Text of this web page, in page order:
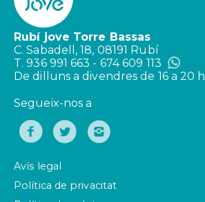
Rubí jove Torre Bassas
C. Sabadell, 18, 08191 Rubí
T. 936 991 663 - 674 609 113
De dilluns a divendres de 16 a 20 h
Segueix-nos a
Avís legal
Política de privacitat